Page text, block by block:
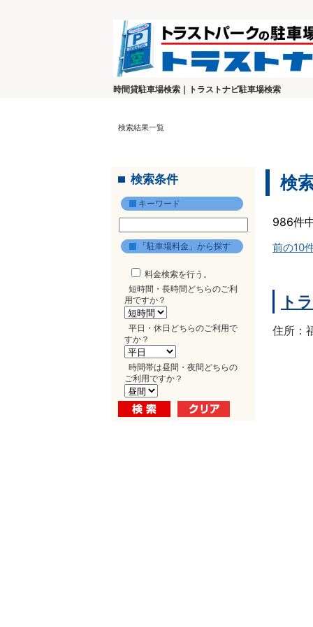
時間貸駐車場検索｜トラストナビ駐車場検索
検索結果一覧
検索条件
キーワード
「駐車場料金」から探す
料金検索を行う。
短時間・長時間どちらのご利
用ですか？
平日・休日どちらのご利用で
すか？
時間帯は昼間・夜間どちらの
ご利用ですか？
検
986件
前の10
ト
住所：